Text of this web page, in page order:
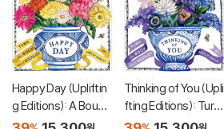
Happy Day (Upliftin
g Editions): A Bouqu
et in a Book (부케북 /
Thinking of You (Upli
fting Editions): Turn
This Book Into a Bou